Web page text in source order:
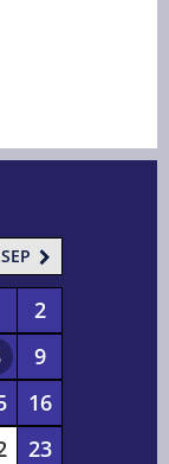
SEP
2
9
16
23